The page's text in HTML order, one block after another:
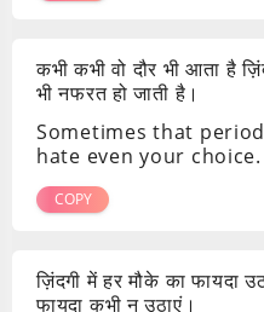
कभी कभी वो दौर भी आता है
भी नफरत हो जाती है।
Sometimes that
hate even your choice.
COPY
ज़िंदगी में हर मौके का फायदा
फायदा कभी न उठाएं।